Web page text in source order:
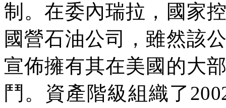
制。在委內瑞拉，國家
國營石油公司，雖然該
宣佈擁有其在美國的大
鬥。資產階級組織了